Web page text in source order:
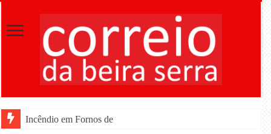
Incêndio em Fornos de Algodres reacende após ter e